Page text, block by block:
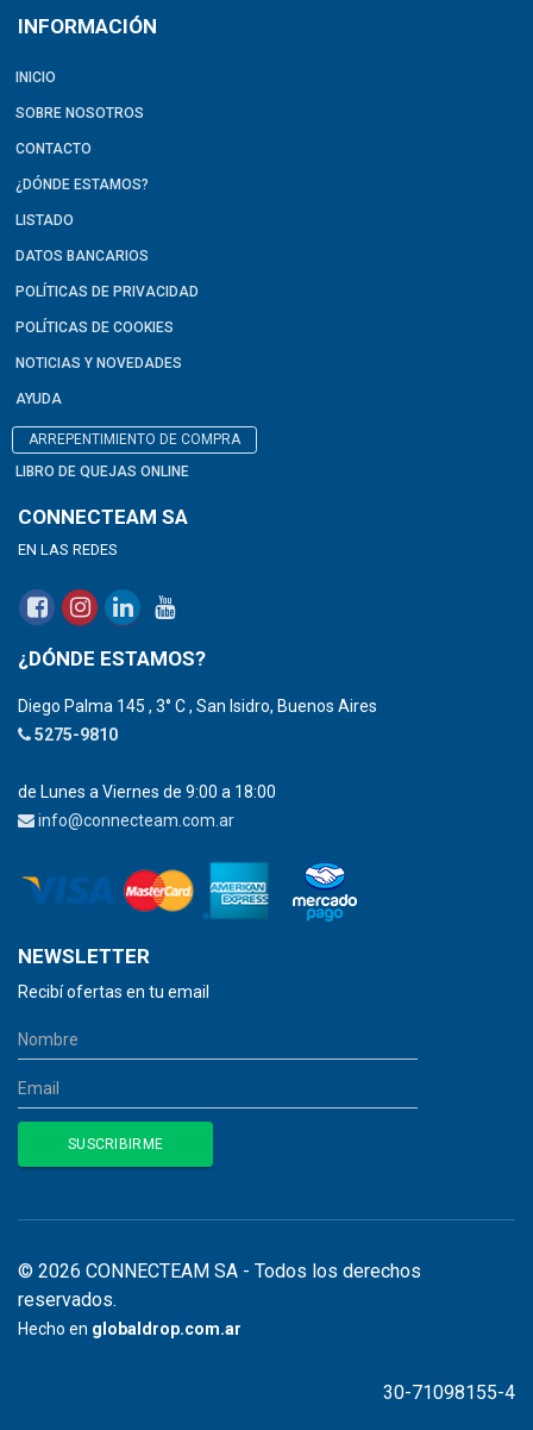
INFORMACIÓN
INICIO
SOBRE NOSOTROS
CONTACTO
¿DÓNDE ESTAMOS?
LISTADO
DATOS BANCARIOS
POLÍTICAS DE PRIVACIDAD
POLÍTICAS DE COOKIES
NOTICIAS Y NOVEDADES
AYUDA
ARREPENTIMIENTO DE COMPRA
LIBRO DE QUEJAS ONLINE
CONNECTEAM SA
EN LAS REDES
¿DÓNDE ESTAMOS?
Diego Palma 145 , 3° C , San Isidro, Buenos Aires
5275-9810
de Lunes a Viernes de 9:00 a 18:00
info@connecteam.com.ar
NEWSLETTER
Recibí ofertas en tu email
© 2026 CONNECTEAM SA - Todos los derechos
reservados.
Hecho en globaldrop.com.ar
30-71098155-4